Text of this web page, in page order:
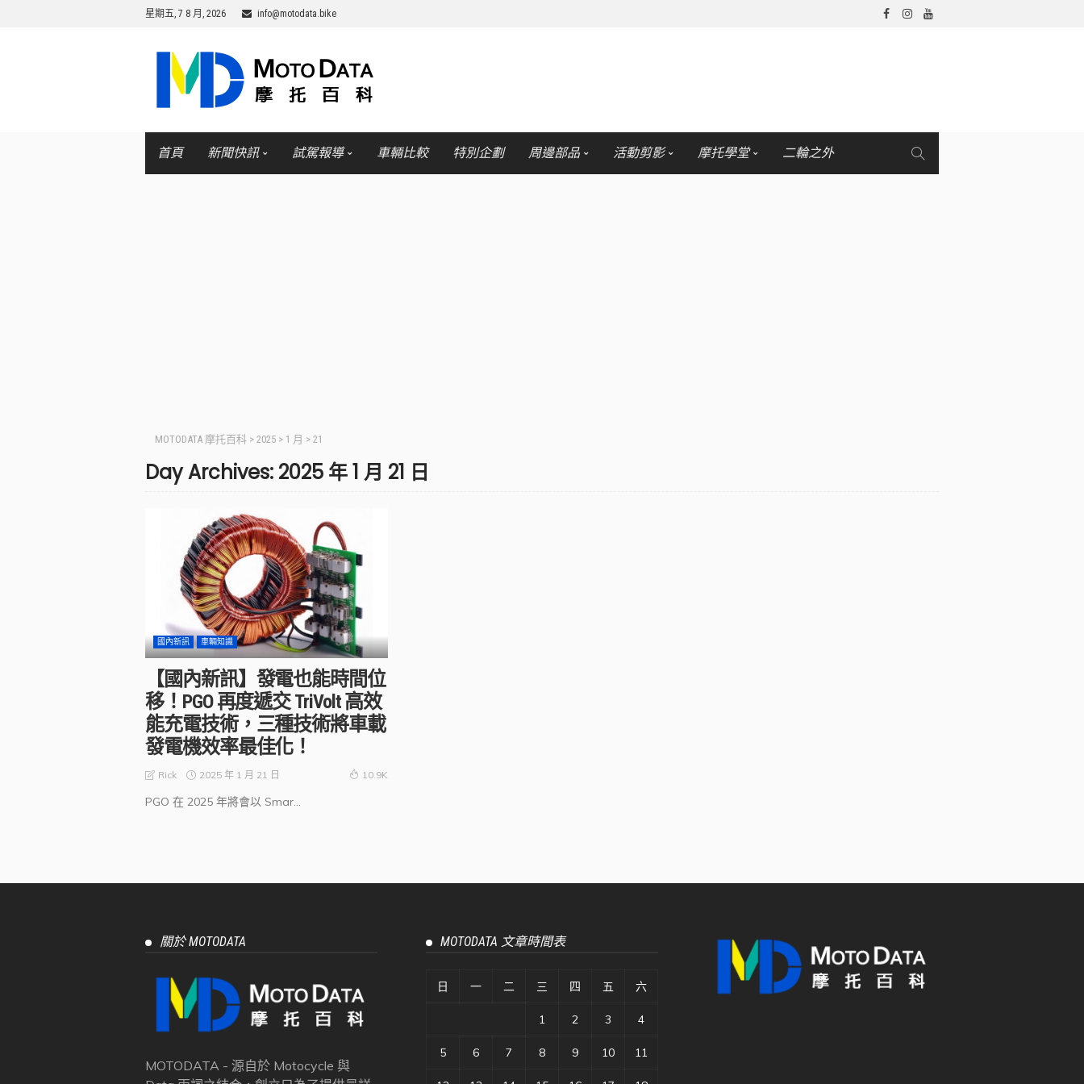
星期五, 7 8 月, 2026 info@motodata.bike
首頁 新聞快訊 試駕報導 車輛比較 特別企劃 周邊部品 活動剪影 摩托學堂 二輪之外
MOTODATA 摩托百科 > 2025 > 1 月 > 21
Day Archives: 2025 年 1 月 21 日
國內新訊 車輛知識
【國內新訊】發電也能時間位
移！PGO 再度遞交 TriVolt 高效
能充電技術，三種技術將車載
發電機效率最佳化！
Rick 2025 年 1 月 21 日 10.9K
PGO 在 2025 年將會以 Smar...
關於 MOTODATA
MOTODATA - 源自於 Motocycle 與
MOTODATA 文章時間表
日 一 二 三 四 五 六
1 2 3 4
5 6 7 8 9 10 11